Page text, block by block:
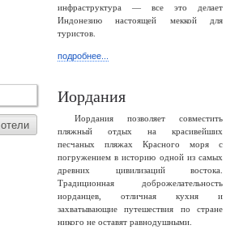
инфраструктура — все это делает
Индонезию настоящей меккой для
туристов.
подробнее...
отели
Иордания
Иордания позволяет совместить
пляжный отдых на красивейших
песчаных пляжах Красного моря с
погружением в историю одной из самых
древних цивилизаций востока.
Традиционная доброжелательность
иорданцев, отличная кухня и
захватывающие путешествия по стране
никого не оставят равнодушными.